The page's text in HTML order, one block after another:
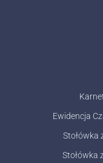
Ewidencja
Stołówka
Stołówka